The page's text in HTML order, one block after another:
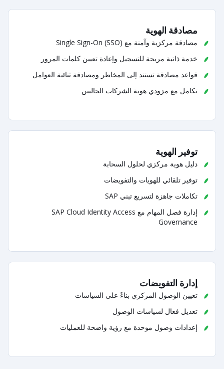
مصادقة الهوية
مصادقة مركزية وآمنة مع Single Sign-On (SSO)
خدمة ذاتية مريحة للتسجيل وإعادة تعيين كلمات المرور
قواعد مصادقة تستند إلى المخاطر ومصادقة ثنائية العوامل
تكامل مع مزودي هوية الشركات الحاليين
توفير الهوية
دليل هوية مركزي لحلول السحابة
توفير تلقائي للهويات والتفويضات
تكاملات جاهزة لتسريع تبني SAP
إدارة فصل المهام مع SAP Cloud Identity Access
Governance
إدارة التفويضات
تعيين الوصول المركزي بناءً على السياسات
تعديل فعال لسياسات الوصول
إعدادات وصول موحدة مع رؤية واضحة للعمليات